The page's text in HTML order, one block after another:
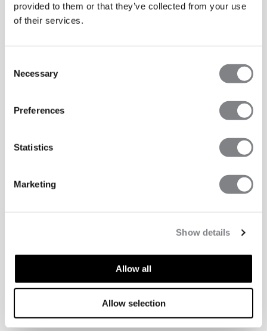
provided to them or that they’ve collected from your use
of their services.
Selection
Necessary
Preferences
Statistics
Marketing
Show details
Allow all
Allow selection